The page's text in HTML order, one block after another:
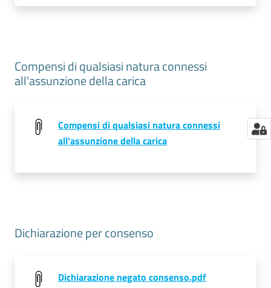
Compensi di qualsiasi natura connessi
all'assunzione della carica
Compensi di qualsiasi natura connessi
all'assunzione della carica
Dichiarazione per consenso
Dichiarazione negato consenso.pdf